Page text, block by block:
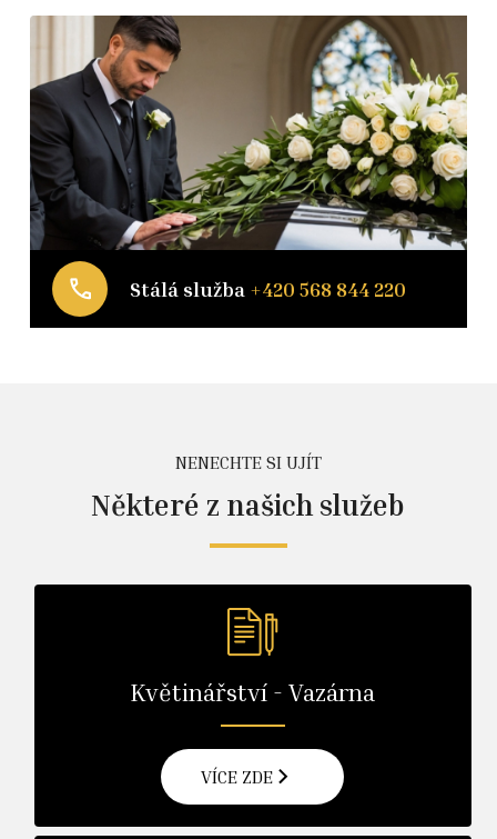
Stálá služba +420 568 844 220
NENECHTE SI UJÍT
Některé z našich služeb
Květinářství - Vazárna
VÍCE ZDE